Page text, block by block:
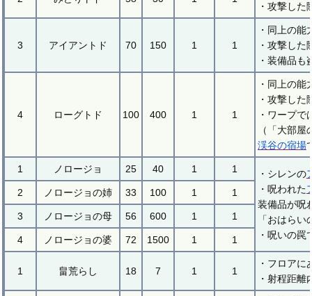
・攻撃し
3 アイアントド 70 150 1 1
・同上の能
・攻撃した
・装備品
4 ローグトド 100 400 1 1
・同上の能
・攻撃した
・ワープ
（「大部
渓谷の宿場
1 ノロージョ 25 40 1 1 ・シレンの
・呪われた
装備品が呪
「おはら
・呪いの罠
2 ノロージョの姉 33 100 1 1
3 ノロージョの母 56 600 1 1
4 ノロージョの婆 72 1500 1 1
1 畠荒らし 18 7 1 1
・フロアに
・射程距